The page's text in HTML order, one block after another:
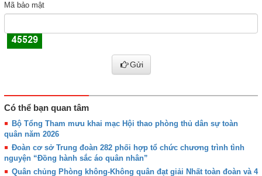
Mã bảo mật
Gửi
Có thể bạn quan tâm
Bộ Tổng Tham mưu khai mạc Hội thao phòng thủ dân sự toàn
quân năm 2026
Đoàn cơ sở Trung đoàn 282 phối hợp tổ chức chương trình tình
nguyện “Đồng hành sắc áo quân nhân”
Quân chủng Phòng không-Không quân đạt giải Nhất toàn đoàn và 4